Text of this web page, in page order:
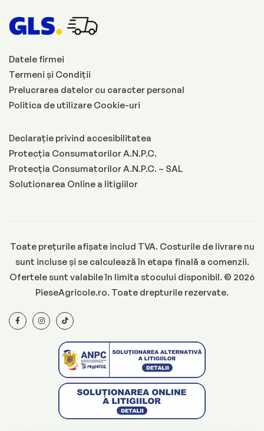
Datele firmei
Termeni și Condiții
Prelucrarea datelor cu caracter personal
Politica de utilizare Cookie-uri
Declarație privind accesibilitatea
Protecția Consumatorilor A.N.P.C.
Protecția Consumatorilor A.N.P.C. – SAL
Solutionarea Online a litigiilor
Toate prețurile afișate includ TVA. Costurile de livrare nu
sunt incluse și se calculează în etapa finală a comenzii.
Ofertele sunt valabile în limita stocului disponibil. © 2026
PieseAgricole.ro. Toate drepturile rezervate.